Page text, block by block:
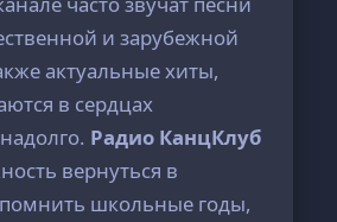
и зарубежной
актуальные хиты,
в сердцах
Радио КанцКлуб
вернуться в
школьные годы,